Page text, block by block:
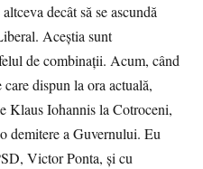
decât să se ascundă
Aceştia sunt
de combinaţii. Acum, când
dispun la ora actuală,
Klaus Iohannis la Cotroceni,
demitere a Guvernului. Eu
Victor Ponta, şi cu